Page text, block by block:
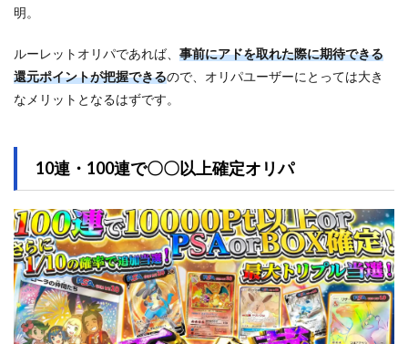
明。
ルーレットオリパであれば、 事前にアドを取れた際に期待できる
還元ポイントが把握できるので、オリパユーザーにとっては大き
なメリットとなるはずです。
10連・100連で〇〇以上確定オリパ